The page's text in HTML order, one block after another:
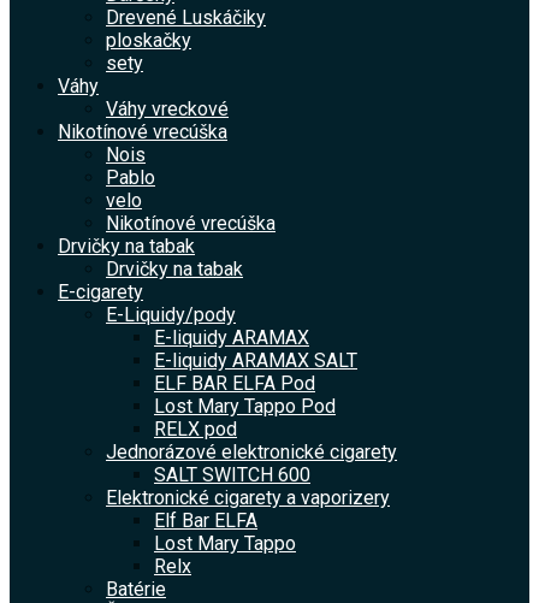
Drevené Luskáčiky
ploskačky
sety
Váhy
Váhy vreckové
Nikotínové vrecúška
Nois
Pablo
velo
Nikotínové vrecúška
Drvičky na tabak
Drvičky na tabak
E-cigarety
E-Liquidy/pody
E-liquidy ARAMAX
E-liquidy ARAMAX SALT
ELF BAR ELFA Pod
Lost Mary Tappo Pod
RELX pod
Jednorázové elektronické cigarety
SALT SWITCH 600
Elektronické cigarety a vaporizery
Elf Bar ELFA
Lost Mary Tappo
Relx
Batérie